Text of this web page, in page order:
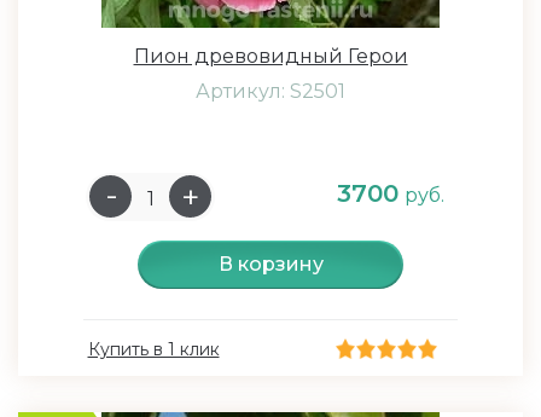
Пион древовидный Герои
Артикул: S2501
3700 руб.
В корзину
Купить в 1 клик